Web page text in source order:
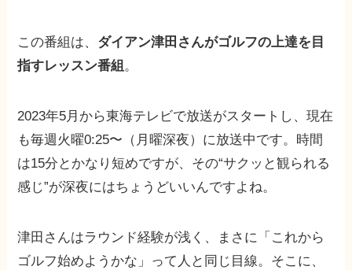
この番組は、 ダイアン津田さんがゴルフの上達を目
指すレッスン番組 。
2023年5月から東海テレビで放送がスタートし、現在
も毎週火曜0:25〜（月曜深夜）に放送中です。時間
は15分とかなり短めですが、その“サクッと観られる
感じ”が深夜にはちょうどいいんですよね。
津田さんはラウンド経験が浅く、まさに「これから
ゴルフ始めようかな」って人と同じ目線。そこに、